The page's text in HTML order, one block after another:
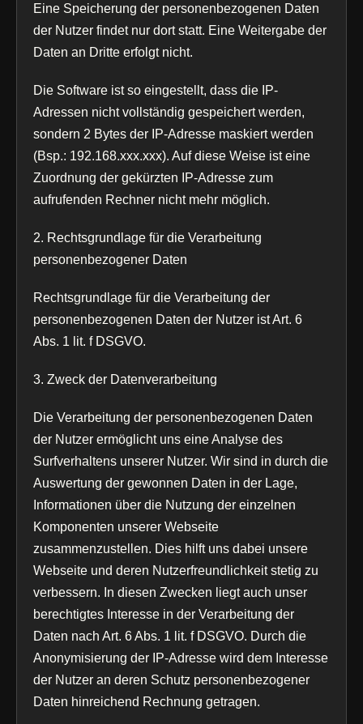
Eine Speicherung der personenbezogenen Daten
der Nutzer findet nur dort statt. Eine Weitergabe der
Daten an Dritte erfolgt nicht.
Die Software ist so eingestellt, dass die IP-
Adressen nicht vollständig gespeichert werden,
sondern 2 Bytes der IP-Adresse maskiert werden
(Bsp.: 192.168.xxx.xxx). Auf diese Weise ist eine
Zuordnung der gekürzten IP-Adresse zum
aufrufenden Rechner nicht mehr möglich.
2. Rechtsgrundlage für die Verarbeitung
personenbezogener Daten
Rechtsgrundlage für die Verarbeitung der
personenbezogenen Daten der Nutzer ist Art. 6
Abs. 1 lit. f DSGVO.
3. Zweck der Datenverarbeitung
Die Verarbeitung der personenbezogenen Daten
der Nutzer ermöglicht uns eine Analyse des
Surfverhaltens unserer Nutzer. Wir sind in durch die
Auswertung der gewonnen Daten in der Lage,
Informationen über die Nutzung der einzelnen
Komponenten unserer Webseite
zusammenzustellen. Dies hilft uns dabei unsere
Webseite und deren Nutzerfreundlichkeit stetig zu
verbessern. In diesen Zwecken liegt auch unser
berechtigtes Interesse in der Verarbeitung der
Daten nach Art. 6 Abs. 1 lit. f DSGVO. Durch die
Anonymisierung der IP-Adresse wird dem Interesse
der Nutzer an deren Schutz personenbezogener
Daten hinreichend Rechnung getragen.